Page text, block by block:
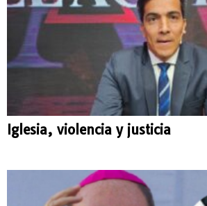
Iglesia, violencia y justicia